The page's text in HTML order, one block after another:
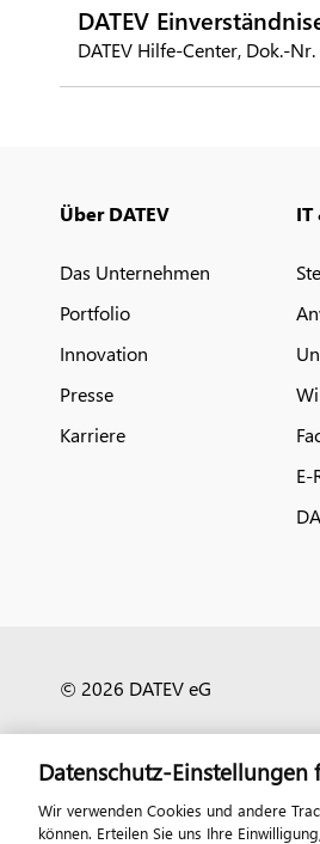
DATEV
DATEV Hilfe-Center, Dok.-
Über DATEV
Das Unternehmen
Portfolio
Innovation
Presse
Karriere
IT
E-
© 2026 DATEV eG
Datenschutz-Einstellungen
Wir verwenden Cookies und andere
können. Erteilen Sie uns Ihre